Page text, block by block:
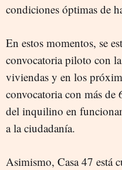
condiciones óptimas de
En estos momentos, se
convocatoria piloto con
viviendas y en los
convocatoria con más
del inquilino en
a la ciudadanía.
Asimismo, Casa 47 está